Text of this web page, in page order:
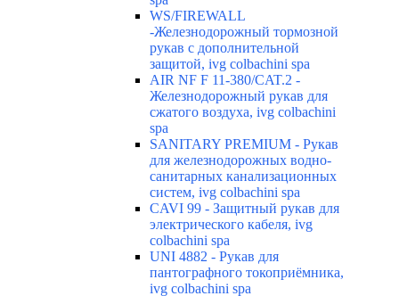
WS/FIREWALL
-Железнодорожный тормозной
рукав с дополнительной
защитой, ivg colbachini spa
AIR NF F 11-380/CAT.2 -
Железнодорожный рукав для
сжатого воздуха, ivg colbachini
spa
SANITARY PREMIUM - Рукав
для железнодорожных водно-
санитарных канализационных
систем, ivg colbachini spa
CAVI 99 - Защитный рукав для
электрического кабеля, ivg
colbachini spa
UNI 4882 - Рукав для
пантографного токоприёмника,
ivg colbachini spa